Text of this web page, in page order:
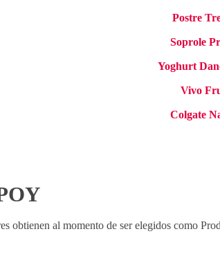
Postre
Soprole
Yoghurt
Vivo
Colgate
obtienen al momento de ser elegidos como